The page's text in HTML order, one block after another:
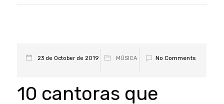
23 de October de 2019 MÚSICA No Comments
10 cantoras que